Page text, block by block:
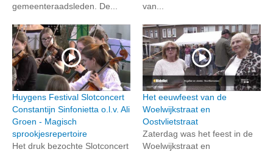
gemeenteraadsleden. De...
van...
Huygens Festival Slotconcert
Constantijn Sinfonietta o.l.v. Ali
Groen - Magisch
sprookjesrepertoire
Het druk bezochte Slotconcert
Het eeuwfeest van de
Woelwijkstraat en
Oostvlietstraat
Zaterdag was het feest in de
Woelwijkstraat en